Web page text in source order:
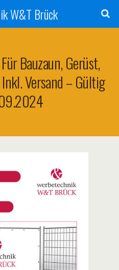
W&T Brück
Bauzaun, Gerüst,
Versand – Gültig